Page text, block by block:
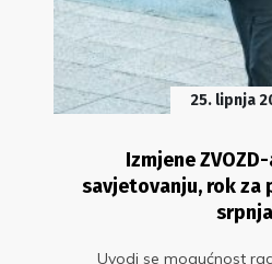
25. lipnja
Izmjene
savjetovanju, rok za
srpnja
Uvodi se mogućnost